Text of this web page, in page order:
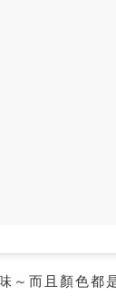
～而且顏色都